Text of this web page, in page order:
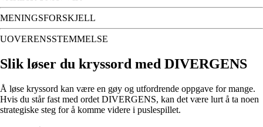
MENINGSFORSKJELL
UOVERENSSTEMMELSE
Slik løser du kryssord med DIVERGENS
Å løse kryssord kan være en gøy og utfordrende oppgave for mange.
Hvis du står fast med ordet DIVERGENS, kan det være lurt å ta noen
strategiske steg for å komme videre i puslespillet.